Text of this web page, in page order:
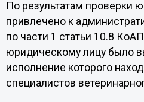
По результатам проверки
привлечено к
по части 1 статьи 10.8
юридическому лицу было
исполнение которого
специалистов